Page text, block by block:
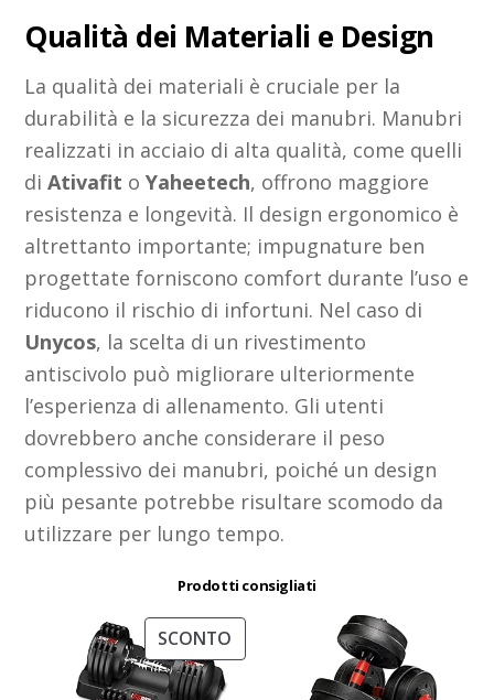
Qualità dei Materiali e Design
La qualità dei materiali è cruciale per la
durabilità e la sicurezza dei manubri. Manubri
realizzati in acciaio di alta qualità, come quelli
diAtivafit oYaheetech, offrono maggiore
resistenza e longevità. Il design ergonomico è
altrettanto importante; impugnature ben
progettate forniscono comfort durante l’uso e
riducono il rischio di infortuni. Nel caso di
Unycos, la scelta di un rivestimento
antiscivolo può migliorare ulteriormente
l’esperienza di allenamento. Gli utenti
dovrebbero anche considerare il peso
complessivo dei manubri, poiché un design
più pesante potrebbe risultare scomodo da
utilizzare per lungo tempo.
Prodotti consigliati
SCONTO